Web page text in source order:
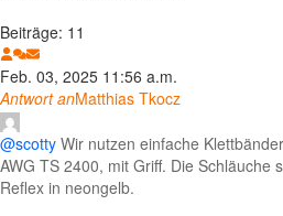
Beiträge: 11
Feb. 03, 2025 11:56 a.m.
Antwort anMatthias Tkocz
@scotty Wir nutzen einfache
AWG TS 2400, mit Griff. Die Schläuche
Reflex in neongelb.